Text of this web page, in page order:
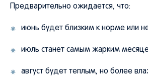
Предварительно ожидается, что:
июнь будет близким к норме или
июль станет самым жарким
август будет теплым, но более